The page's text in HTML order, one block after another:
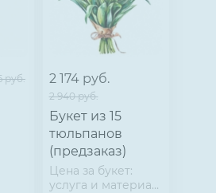
руб. 2 174 руб.
2 940 руб.
Букет из 15
тюльпанов
(предзаказ)
Цена за букет:
услуга и материал